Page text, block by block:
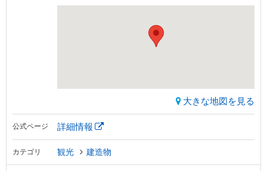
大きな地図を見る
公式ページ 詳細情報
カテゴリ 観光 建造物